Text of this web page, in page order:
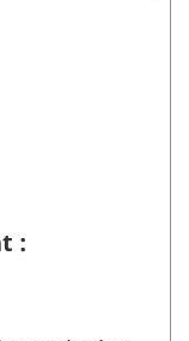
: